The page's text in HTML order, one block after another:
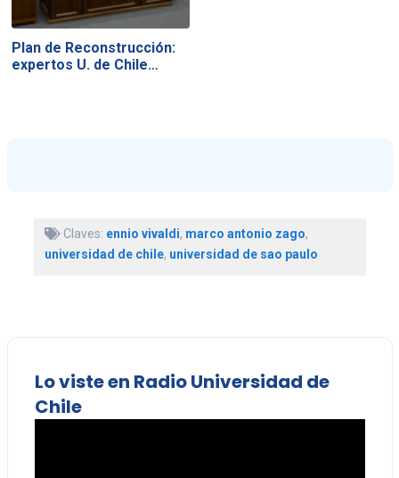
Plan de Reconstrucción:
expertos U. de Chile…
Claves: ennio vivaldi, marco antonio zago,
universidad de chile, universidad de sao paulo
Lo viste en Radio Universidad de
Chile